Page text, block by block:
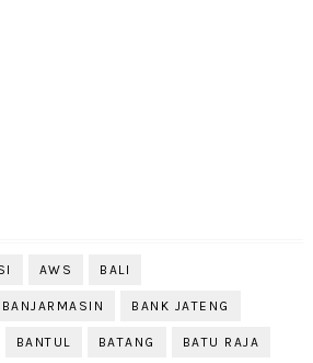
AWS BALI
BANJARMASIN BANK JATENG
BANTUL BATANG BATU RAJA